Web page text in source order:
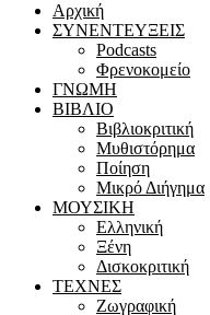
Αρχική
ΣΥΝΕΝΤΕΥΞΕΙΣ
Podcasts
Φρενοκομείο
ΓΝΩΜΗ
ΒΙΒΛΙΟ
Βιβλιοκριτική
Μυθιστόρημα
Ποίηση
Μικρό Διήγημα
ΜΟΥΣΙΚΗ
Ελληνική
Ξένη
Δισκοκριτική
ΤΕΧΝΕΣ
Ζωγραφική